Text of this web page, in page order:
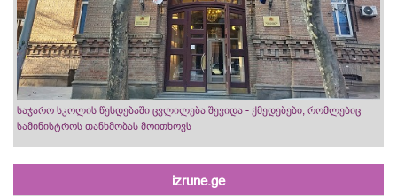
საჯარო სკოლის წესდებაში ცვლილება შევიდა - ქმედებები, რომლებიც
სამინისტროს თანხმობას მოითხოვს
izrune.ge